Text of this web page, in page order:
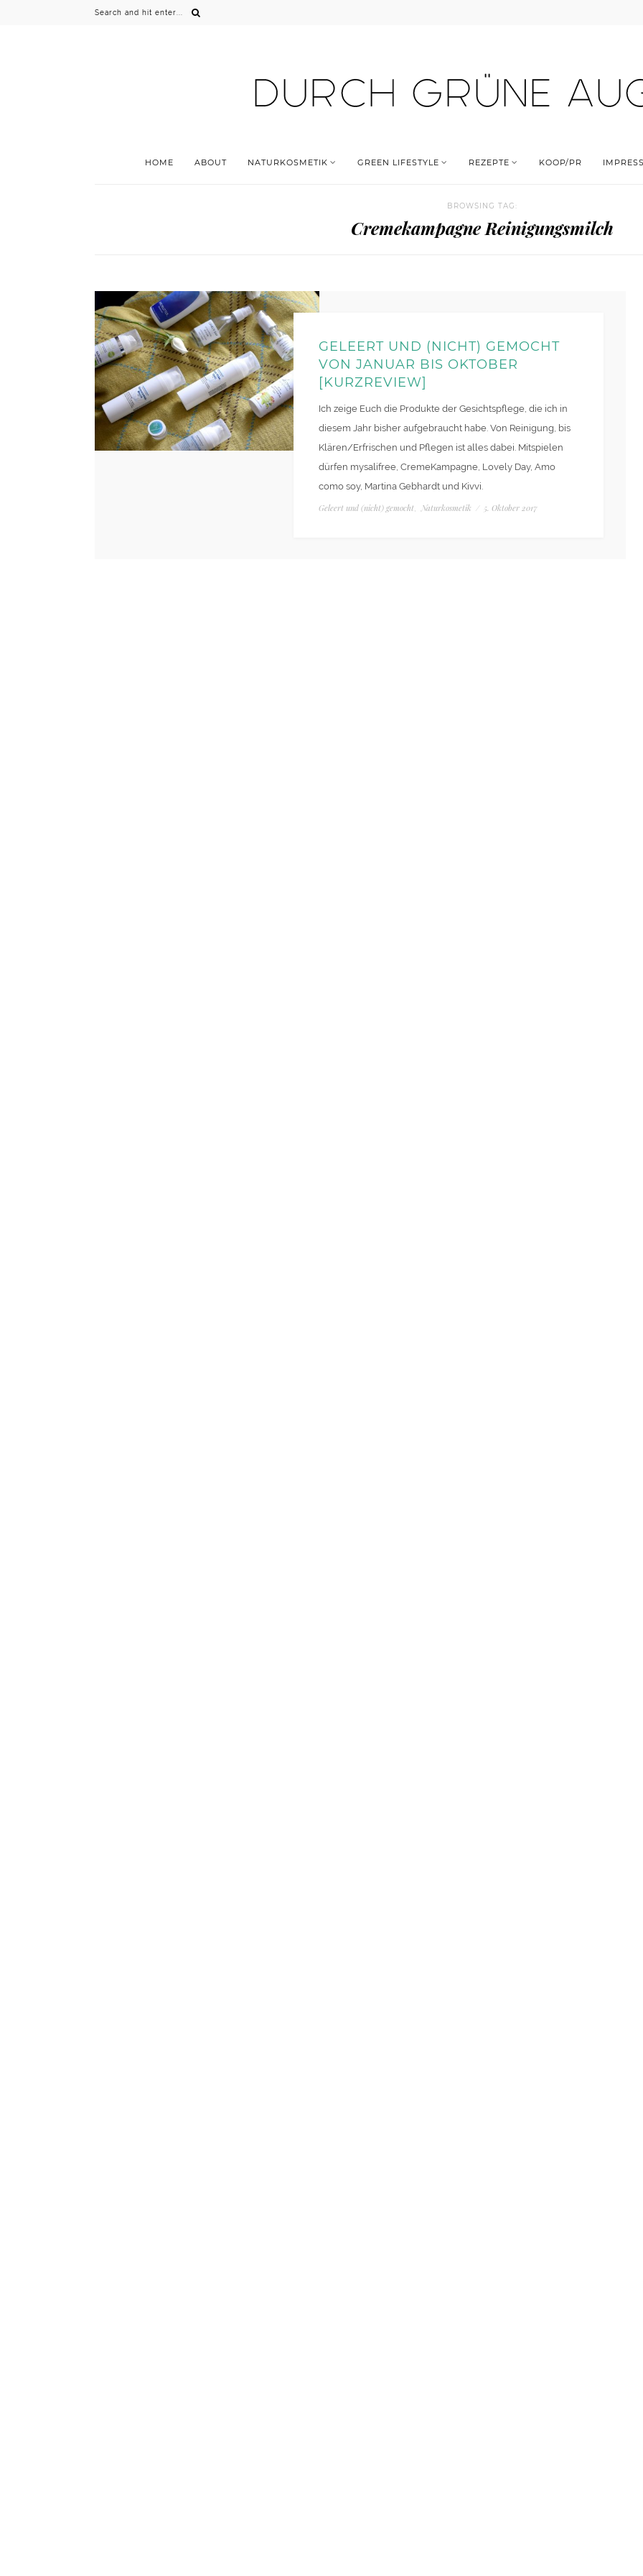
HOME ABOUT NATURKOSMETIK GREEN LIFESTYLE REZEPTE KOOP/PR
BROWSING TAG:
Cremekampagne Reinigungsmilch
GELEERT UND (NICHT) GEMOCHT
VON JANUAR BIS OKTOBER
[KURZREVIEW]
Ich zeige Euch die Produkte der Gesichtspflege, die ich in
diesem Jahr bisher aufgebraucht habe. Von Reinigung, bis
Klären/Erfrischen und Pflegen ist alles dabei. Mitspielen
dürfen mysalifree, CremeKampagne, Lovely Day, Amo
como soy, Martina Gebhardt und Kivvi.
Geleert und (nicht) gemocht, Naturkosmetik / 5. Oktober 2017